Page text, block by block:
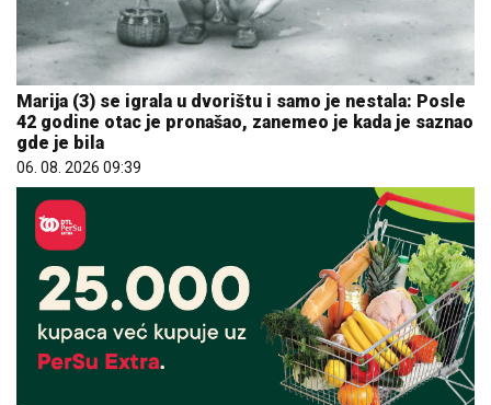
Marija (3) se igrala u dvorištu i samo je nestala: Posle
42 godine otac je pronašao, zanemeo je kada je saznao
gde je bila
06. 08. 2026 09:39